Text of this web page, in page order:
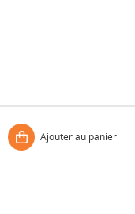
Ajouter au panier